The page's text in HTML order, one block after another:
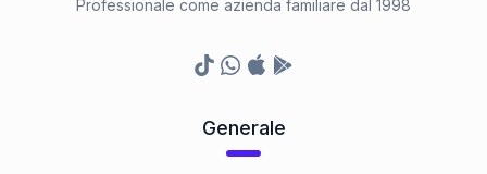
Professionale come azienda familiare dal 1998
TikTokWhatsapp
Appstore
Google Play Store
Generale